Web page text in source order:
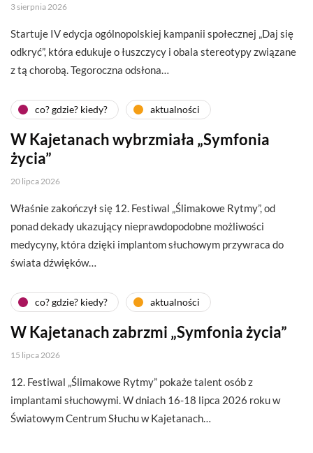
3 sierpnia 2026
Startuje IV edycja ogólnopolskiej kampanii społecznej „Daj się
odkryć”, która edukuje o łuszczycy i obala stereotypy związane
z tą chorobą. Tegoroczna odsłona…
co? gdzie? kiedy? aktualności
W Kajetanach wybrzmiała „Symfonia
życia”
20 lipca 2026
Właśnie zakończył się 12. Festiwal „Ślimakowe Rytmy”, od
ponad dekady ukazujący nieprawdopodobne możliwości
medycyny, która dzięki implantom słuchowym przywraca do
świata dźwięków…
co? gdzie? kiedy? aktualności
W Kajetanach zabrzmi „Symfonia życia”
15 lipca 2026
12. Festiwal „Ślimakowe Rytmy” pokaże talent osób z
implantami słuchowymi. W dniach 16-18 lipca 2026 roku w
Światowym Centrum Słuchu w Kajetanach…